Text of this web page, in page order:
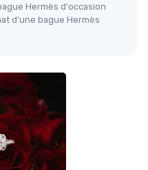
Hermès d'occasion
d'une bague Hermès